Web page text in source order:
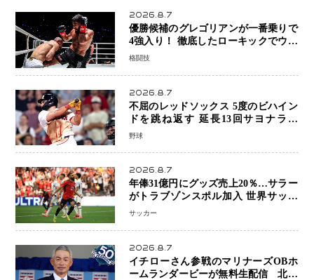
2026.8.7
優勝候補のグレゴリアンが一番乗りで
4強入り！ 徹底したローキックでウス
ビャンを攻略、判定勝利
格闘技
2026.8.7
不屈のレッドソックス 5度のビハイン
ドを跳ね返す 延長13回サヨナラ勝
ち 吉田正尚選手も2安打1打点で貢献 4
野球
2026.8.7
年俸31億円にグッズ売上20％…サラー
がトラブゾンスポル加入 世界サッカ
ーは「五大リーグ一強」から新時代へ
サッカー
2026.8.7
イチローさん参戦のマリナーズOBホ
ームランダービーが無料生配信 北米